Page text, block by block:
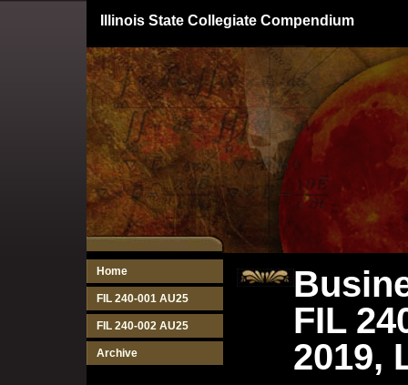
Illinois State Collegiate Compendium
Home
FIL 240-001 AU25
FIL 240-002 AU25
Archive
FIL
2019,